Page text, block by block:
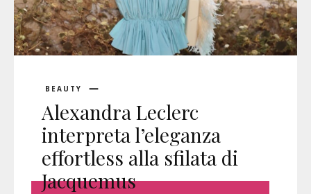
BEAUTY
Alexandra Leclerc
interpreta l’eleganza
effortless alla sfilata di
Jacquemus